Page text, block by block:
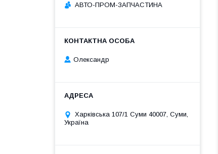
АВТО-ПРОМ-ЗАПЧАСТИНА
Олександр
Харківська 107/1 Суми 40007, Суми,
Україна